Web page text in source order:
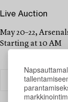
Live Auction
May 20–22,
Starting at 10 AM